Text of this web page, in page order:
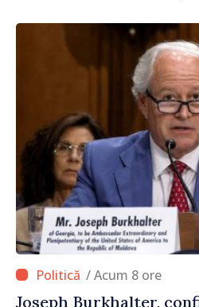
/ Acum 8 ore
Joseph Burkhalter,